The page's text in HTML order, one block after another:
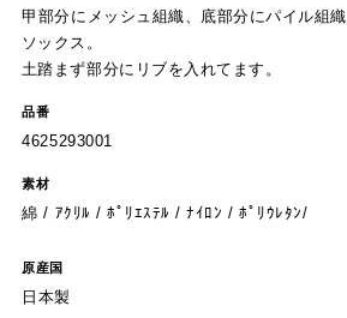
甲部分にメッシュ組織、底部分にパイル組
ソックス。
土踏まず部分にリブを入れてます。
品番
4625293001
素材
綿 / ｱｸﾘﾙ / ﾎﾟﾘｴｽﾃﾙ / ﾅｲﾛﾝ / ﾎﾟﾘｳﾚﾀﾝ/
原産国
日本製